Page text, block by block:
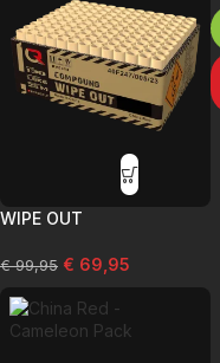
WIPE OUT
€99,95 € 69,95